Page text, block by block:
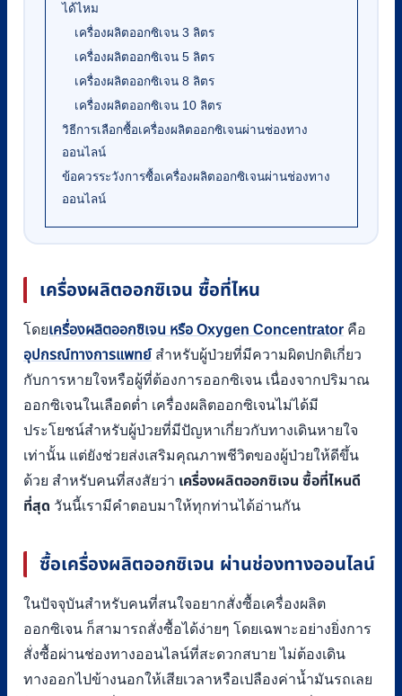
ได้ไหม
เครื่องผลิตออกซิเจน 3 ลิตร
เครื่องผลิตออกซิเจน 5 ลิตร
เครื่องผลิตออกซิเจน 8 ลิตร
เครื่องผลิตออกซิเจน 10 ลิตร
วิธีการเลือกซื้อเครื่องผลิตออกซิเจนผ่านช่องทาง
ออนไลน์
ข้อควรระวังการซื้อเครื่องผลิตออกซิเจนผ่านช่องทาง
ออนไลน์
เครื่องผลิตออกซิเจน ซื้อที่ไหน
โดยเครื่องผลิตออกซิเจน หรือ Oxygen Concentrator คือ
อุปกรณ์ทางการแพทย์สำหรับผู้ป่วยที่มีความผิดปกติเกี่ยว
กับการหายใจหรือผู้ที่ต้องการออกซิเจน เนื่องจากปริมาณ
ออกซิเจนในเลือดต่ำ เครื่องผลิตออกซิเจนไม่ได้มี
ประโยชน์สำหรับผู้ป่วยที่มีปัญหาเกี่ยวกับทางเดินหายใจ
เท่านั้น แต่ยังช่วยส่งเสริมคุณภาพชีวิตของผู้ป่วยให้ดีขึ้น
ด้วย สำหรับคนที่สงสัยว่า เครื่องผลิตออกซิเจน ซื้อที่ไหนดี
ที่สุด วันนี้เรามีคำตอบมาให้ทุกท่านได้อ่านกัน
ซื้อเครื่องผลิตออกซิเจน ผ่านช่องทางออนไลน์
ในปัจจุบันสำหรับคนที่สนใจอยากสั่งซื้อเครื่องผลิต
ออกซิเจน ก็สามารถสั่งซื้อได้ง่ายๆ โดยเฉพาะอย่างยิ่งการ
สั่งซื้อผ่านช่องทางออนไลน์ที่สะดวกสบาย ไม่ต้องเดิน
ทางออกไปข้างนอกให้เสียเวลาหรือเปลืองค่าน้ำมันรถเลย